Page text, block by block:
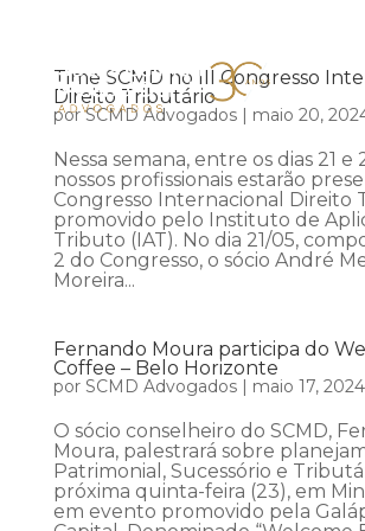
Time SCMD no III Congresso
Direito Tributário
porSCMD Advogados| maio 20,
Nessa semana, entre os dias 21 e
nossos profissionais estarão
Congresso Internacional Direito
promovido pelo Instituto de
Tributo (IAT). No dia 21/05,
2 do Congresso, o sócio André
Moreira...
Fernando Moura participa do
Coffee – Belo Horizonte
por SCMD Advogados| maio 17, 2024
O sócio conselheiro do SCMD,
Moura, palestrará sobre
Patrimonial, Sucessório e
próxima quinta-feira (23), em
em evento promovido pela